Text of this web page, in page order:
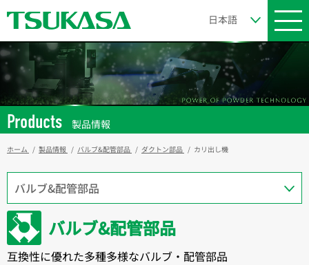
Products 製品情報
ホーム 製品情報 バルブ&配管部品 ダクトン部品 カリ出し機
バルブ&配管部品
互換性に優れた多種多様なバルブ・配管部品